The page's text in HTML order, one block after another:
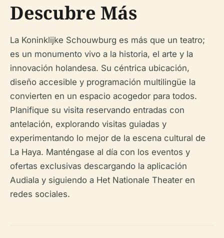
Descubre Más
La Koninklijke Schouwburg es más que un teatro;
es un monumento vivo a la historia, el arte y la
innovación holandesa. Su céntrica ubicación,
diseño accesible y programación multilingüe la
convierten en un espacio acogedor para todos.
Planifique su visita reservando entradas con
antelación, explorando visitas guiadas y
experimentando lo mejor de la escena cultural de
La Haya. Manténgase al día con los eventos y
ofertas exclusivas descargando la aplicación
Audiala y siguiendo a Het Nationale Theater en
redes sociales.